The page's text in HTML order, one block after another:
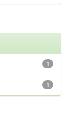
1
1